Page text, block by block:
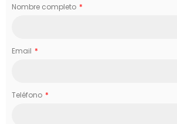
Nombre completo
Email
Teléfono